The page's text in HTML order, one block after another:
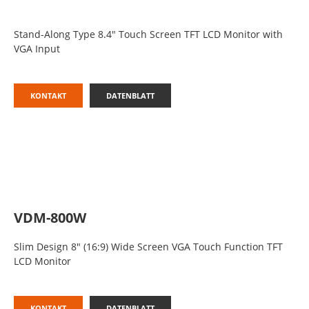
Stand-Along Type 8.4″ Touch Screen TFT LCD Monitor with
VGA Input
KONTAKT DATENBLATT
VDM-800W
Slim Design 8″ (16:9) Wide Screen VGA Touch Function TFT
LCD Monitor